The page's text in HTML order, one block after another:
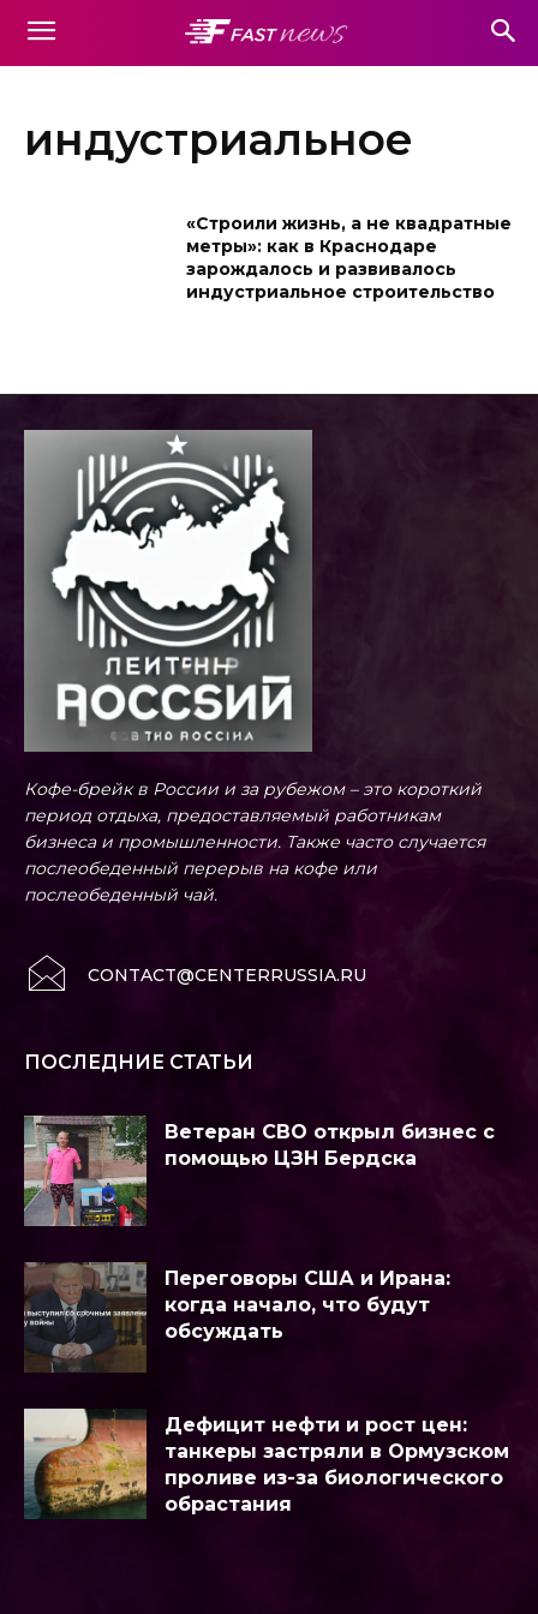
индустриальное
«Строили жизнь, а не квадратные
метры»: как в Краснодаре
зарождалось и развивалось
индустриальное строительство
Кофе-брейк в России и за рубежом – это короткий
период отдыха, предоставляемый работникам
бизнеса и промышленности. Также часто случается
послеобеденный перерыв на кофе или
послеобеденный чай.
CONTACT@CENTERRUSSIA.RU
ПОСЛЕДНИЕ СТАТЬИ
Ветеран СВО открыл бизнес с
помощью ЦЗН Бердска
Переговоры США и Ирана:
когда начало, что будут
обсуждать
Дефицит нефти и рост цен:
танкеры застряли в Ормузском
проливе из-за биологического
обрастания